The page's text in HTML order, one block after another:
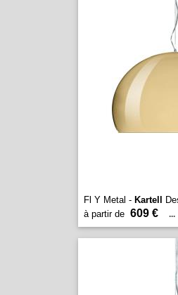
Fl Y Metal - Kartell
à partir de 609 € ...